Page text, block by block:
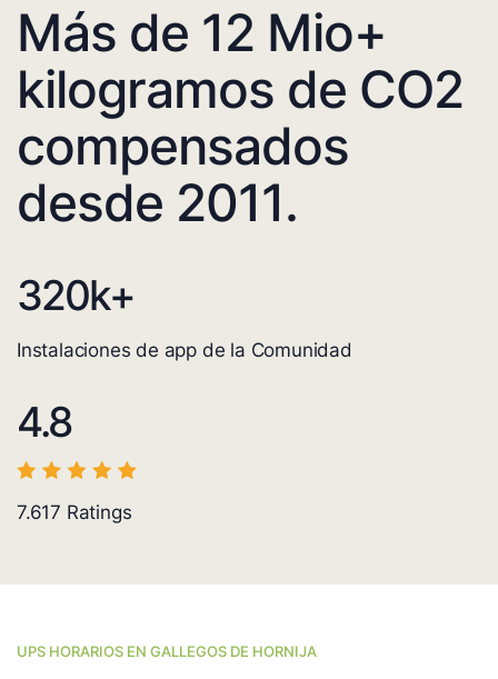
Más de 12 Mio+
kilogramos de CO2
compensados
desde 2011.
320k+
Instalaciones de app de la Comunidad
4.8
7.617 Ratings
UPS HORARIOS EN GALLEGOS DE HORNIJA